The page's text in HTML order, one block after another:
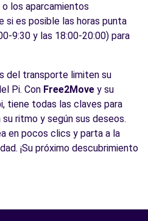
los aparcamientos
si es posible las horas punta
9:30 y las 18:00-20:00) para
del transporte limiten su
Pi. Con Free2Move y su
tiene todas las claves para
ritmo y según sus deseos.
en pocos clics y parta a la
¡Su próximo descubrimiento